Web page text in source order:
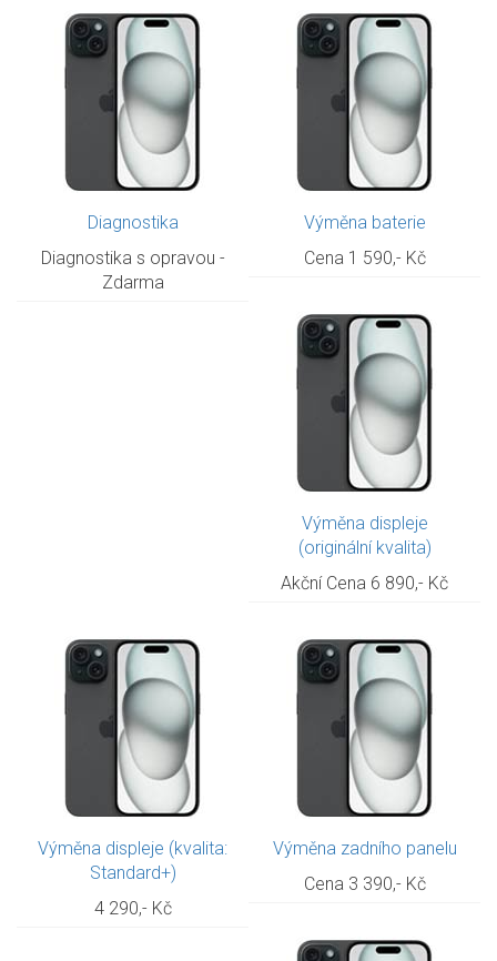
Diagnostika
Diagnostika s opravou -
Zdarma
Výměna baterie
Cena 1 590,- Kč
Výměna displeje
(originální kvalita)
Akční Cena 6 890,- Kč
Výměna displeje (kvalita:
Standard+)
4 290,- Kč
Výměna zadního panelu
Cena 3 390,- Kč